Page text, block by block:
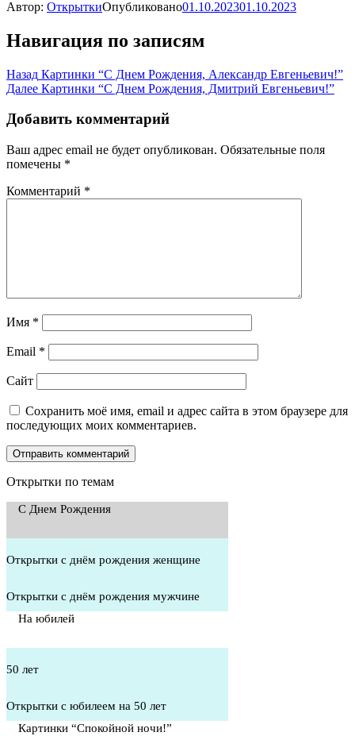
Автор: ОткрыткиОпубликовано01.10.202301.10.2023
Навигация по записям
Назад Картинки “С Днем Рождения, Александр Евгеньевич!”
Далее Картинки “С Днем Рождения, Дмитрий Евгеньевич!”
Добавить комментарий
Ваш адрес email не будет опубликован. Обязательные поля
помечены *
Комментарий *
Имя *
Email *
Сайт
Сохранить моё имя, email и адрес сайта в этом браузере для
последующих моих комментариев.
Открытки по темам
С Днем Рождения
Открытки с днём рождения женщине
Открытки с днём рождения мужчине
На юбилей
50 лет
Открытки с юбилеем на 50 лет
Картинки “Спокойной ночи!”